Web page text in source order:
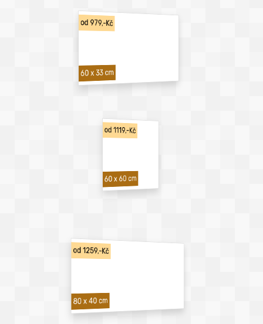
od 979,-Kč
60 x 33 cm
od 1119,-Kč
60 x 60 cm
od 1259,-Kč
80 x 40 cm